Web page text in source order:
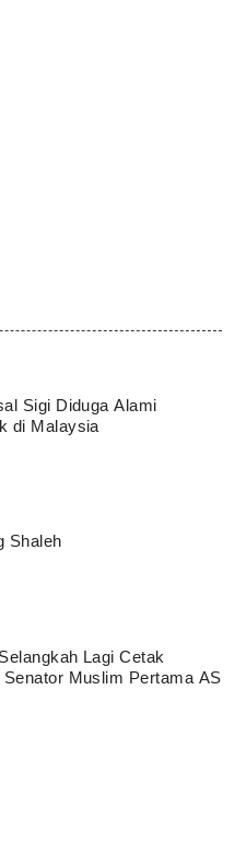
Sigi Diduga Alami
di Malaysia
Shaleh
Lagi Cetak
Muslim Pertama AS